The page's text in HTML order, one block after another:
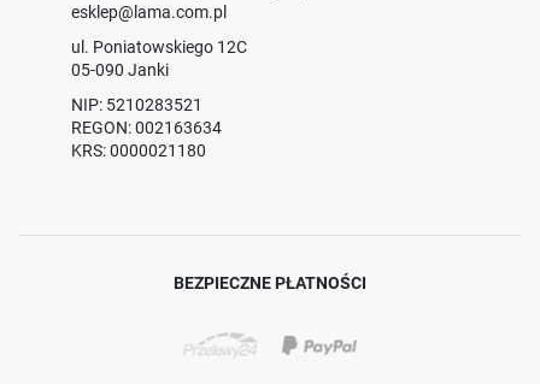
esklep@lama.com.pl
ul. Poniatowskiego 12C
05-090 Janki
NIP: 5210283521
REGON: 002163634
KRS: 0000021180
BEZPIECZNE PŁATNOŚCI